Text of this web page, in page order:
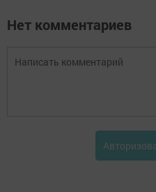
Нет комментариев